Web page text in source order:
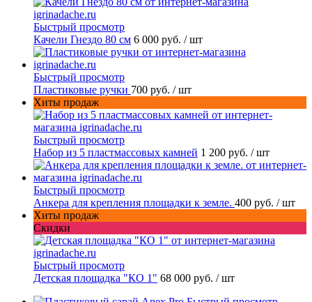
Быстрый просмотр
Качели Гнездо 80 см 6 000 руб. / шт
Быстрый просмотр
Пластиковые ручки 700 руб. / шт
Хиты продаж
Быстрый просмотр
Набор из 5 пластмассовых камней 1 200 руб. / шт
Быстрый просмотр
Анкера для крепления площадки к земле. 400 руб. / шт
Хиты продаж
Скидки
Быстрый просмотр
Детская площадка "КО 1" 68 000 руб. / шт